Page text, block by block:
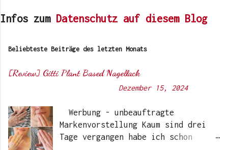
Infos zum Datenschutz auf diesem Blog
Beliebteste Beiträge des letzten Monats
[Review] Gitti Plant Based Nagellack
Dezember 15, 2024
Werbung - unbeauftragte
Markenvorstellung Kaum sind drei
Tage vergangen habe ich schon